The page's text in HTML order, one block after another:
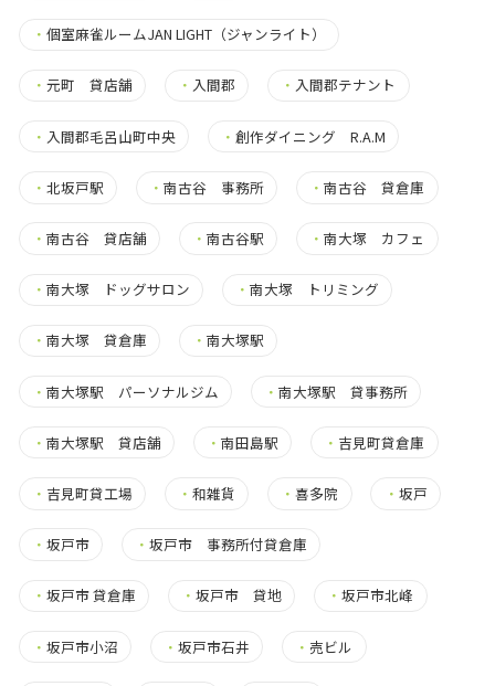
・ 個室麻雀ルームJAN LIGHT（ジャンライト）
・ 元町 貸店舗 ・ 入間郡 ・ 入間郡テナント
・ 入間郡毛呂山町中央 ・創作ダイニング R.A.M
・ 北坂戸駅 ・南古谷 事務所 ・南古谷 貸倉庫
・ 南古谷 貸店舗 ・南古谷駅 ・南大塚 カフェ
・ 南大塚 ドッグサロン ・南大塚 トリミング
・ 南大塚 貸倉庫 ・南大塚駅
・ 南大塚駅 パーソナルジム ・南大塚駅 貸事務所
・ 南大塚駅 貸店舗 ・南田島駅 ・ 吉見町貸倉庫
・ 吉見町貸工場 ・和雑貨 ・喜多院 ・ 坂戸
・ 坂戸市 ・坂戸市 事務所付貸倉庫
・ 坂戸市 貸倉庫 ・坂戸市 貸地 ・坂戸市北峰
・ 坂戸市小沼 ・坂戸市石井 ・ 売ビル